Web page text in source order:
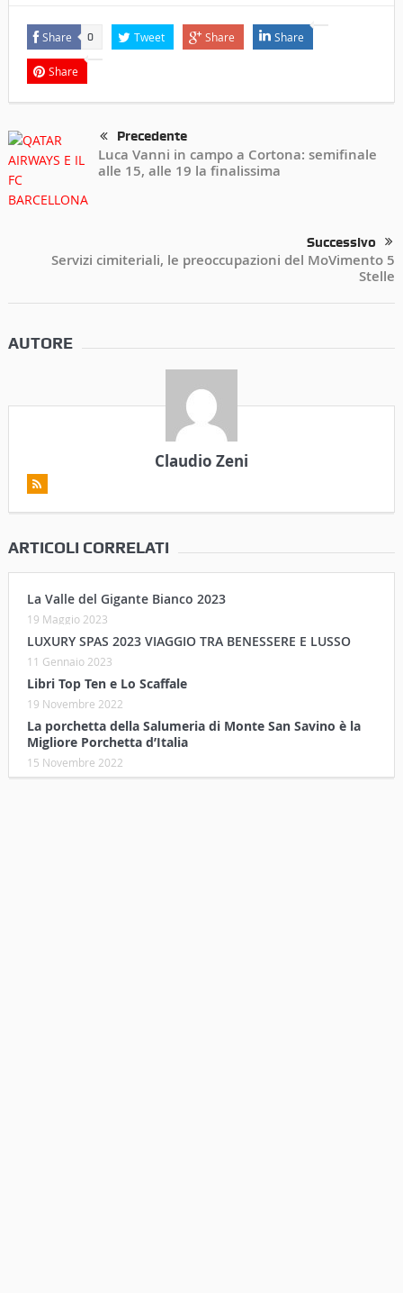
Share 0 Tweet Share Share
Share
Precedente
Luca Vanni in campo a Cortona: semifinale
alle 15, alle 19 la finalissima
Successivo
Servizi cimiteriali, le preoccupazioni del MoVimento 5
Stelle
AUTORE
Claudio Zeni
ARTICOLI CORRELATI
La Valle del Gigante Bianco 2023
19 Maggio 2023
LUXURY SPAS 2023 VIAGGIO TRA BENESSERE E LUSSO
11 Gennaio 2023
Libri Top Ten e Lo Scaffale
19 Novembre 2022
La porchetta della Salumeria di Monte San Savino è la
Migliore Porchetta d’Italia
15 Novembre 2022